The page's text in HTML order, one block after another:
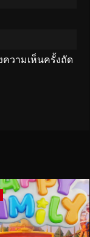
ความเห็นครั้งถัด